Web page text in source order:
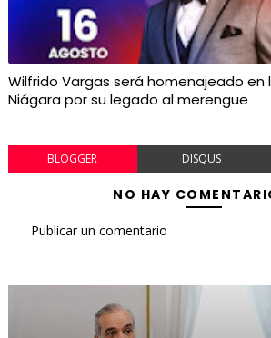
Wilfrido Vargas será homenajeado
Niágara por su legado al merengue
BLOGGER DISQUS
NO HAY
Publicar un comentario